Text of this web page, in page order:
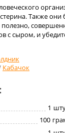
Также
с сыром, и
Кабачок
1
100